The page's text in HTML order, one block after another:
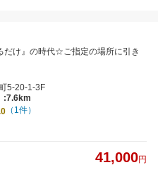
だけ』の時代☆ご指定の場所に引き
5-20-1-3F
:7.6km
（1件）
41,000円